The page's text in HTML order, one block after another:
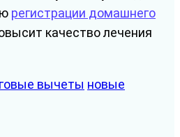
регистрации домашнего
качество лечения
вычеты новые